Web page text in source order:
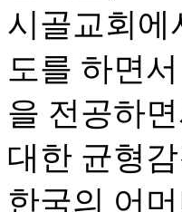
시골교회에
도를 하면
을 전공하
대한 균형
한국의 어